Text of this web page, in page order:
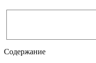
Содержание